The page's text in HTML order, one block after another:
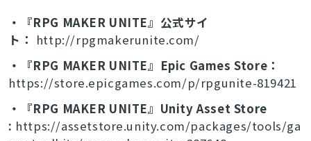
・『RPG MAKER UNITE』公式サイ
ト： http://rpgmakerunite.com/
・『RPG MAKER UNITE』Epic Games Store：
https://store.epicgames.com/p/rpgunite-819421
・『RPG MAKER UNITE』Unity Asset Store
: https://assetstore.unity.com/packages/tools/ga